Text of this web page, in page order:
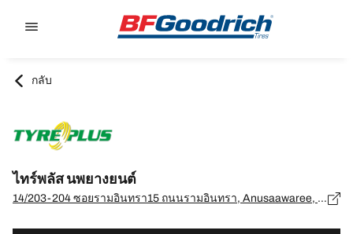
กลับ
ไทร์พลัส นพยางยนต์
14/203-204 ซอยรามอินทรา15 ถนนรามอินทรา, Anusaawaree, Bang Khen, กรุงเทพมหานคร - 10220